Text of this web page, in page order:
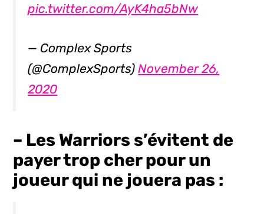
pic.twitter.com/AyK4ha5bNw
— Complex Sports
(@ComplexSports)November 26,
2020
– Les Warriors s’évitent de
payer trop cher pour un
joueur qui ne jouera pas :